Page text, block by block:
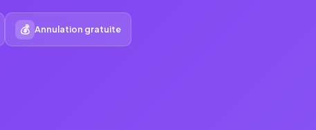
💰 Annulation gratuite